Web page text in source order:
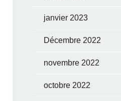
janvier 2023
Décembre 2022
novembre 2022
octobre 2022